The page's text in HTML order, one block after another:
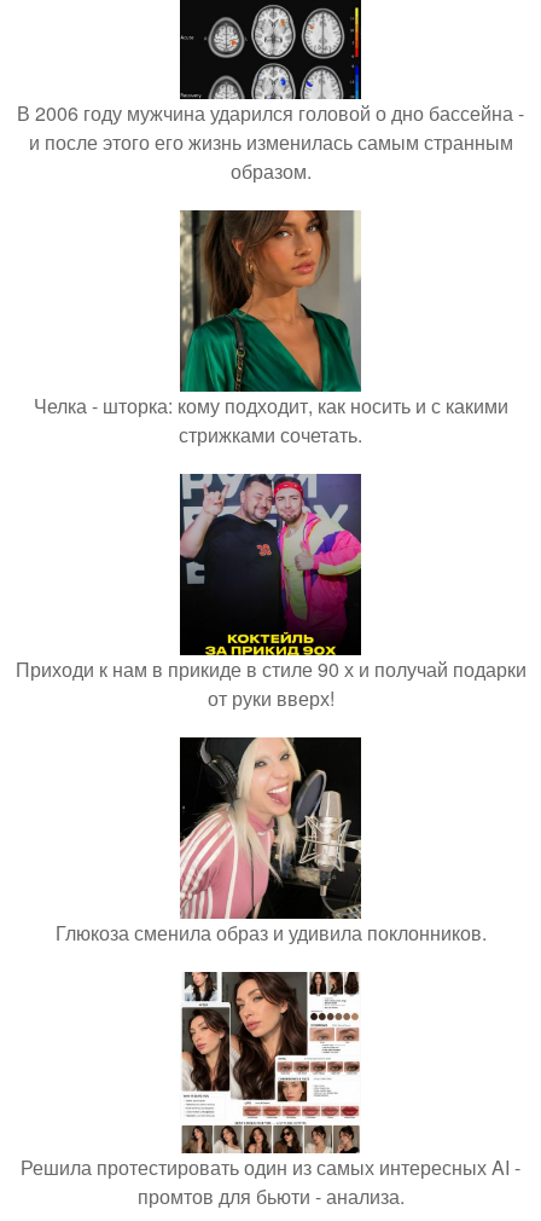
В 2006 году мужчина ударился головой о дно бассейна -
и после этого его жизнь изменилась самым странным
образом.
Челка - шторка: кому подходит, как носить и с какими
стрижками сочетать.
Приходи к нам в прикиде в стиле 90 х и получай подарки
от руки вверх!
Глюкоза сменила образ и удивила поклонников.
Решила протестировать один из самых интересных AI -
промтов для бьюти - анализа.